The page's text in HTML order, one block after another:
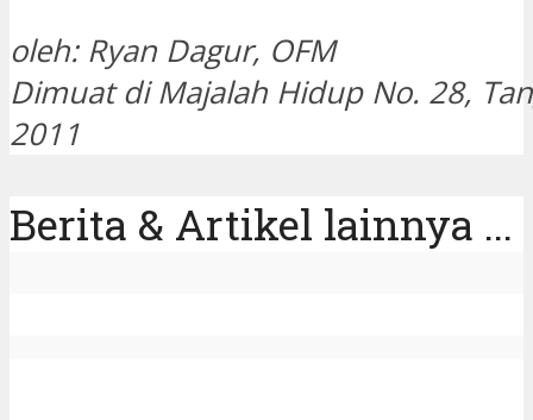
oleh: Ryan Dagur, OFM
Dimuat di Majalah Hidup No. 28,
2011
Berita & Artikel lainnya ...